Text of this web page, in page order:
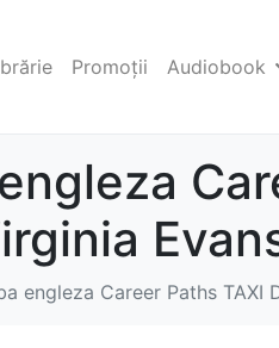
Promoții Audiobook
engleza Career Paths